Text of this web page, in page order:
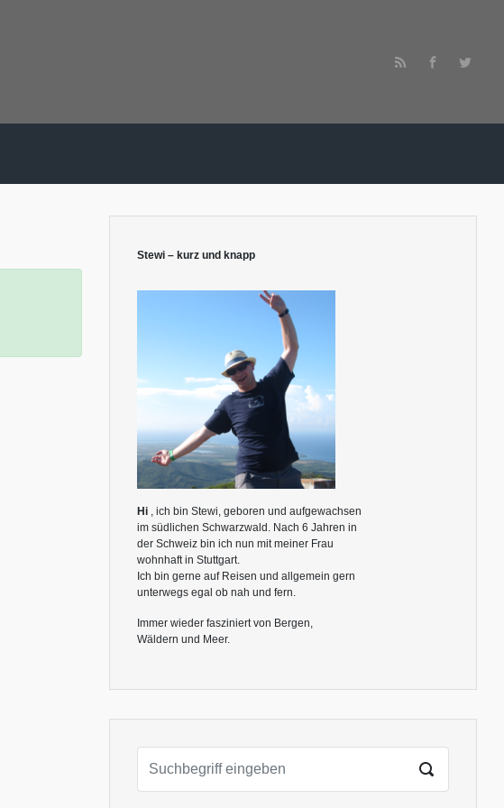
Stewi – kurz und knapp
Hi , ich bin Stewi, geboren und aufgewachsen
im südlichen Schwarzwald. Nach 6 Jahren in
der Schweiz bin ich nun mit meiner Frau
wohnhaft in Stuttgart.
Ich bin gerne auf Reisen und allgemein gern
unterwegs egal ob nah und fern.
Immer wieder fasziniert von Bergen,
Wäldern und Meer.